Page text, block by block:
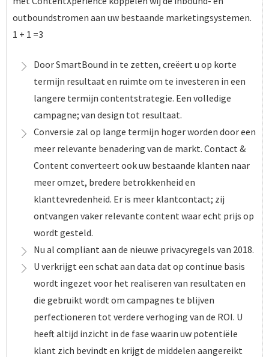
outboundstromen aan uw bestaande marketingsystemen.
1 + 1 =3
Door SmartBound in te zetten, creëert u op korte
termijn resultaat en ruimte om te investeren in een
langere termijn contentstrategie. Een volledige
campagne; van design tot resultaat.
Conversie zal op lange termijn hoger worden door een
meer relevante benadering van de markt. Contact &
Content converteert ook uw bestaande klanten naar
meer omzet, bredere betrokkenheid en
klanttevredenheid. Er is meer klantcontact; zij
ontvangen vaker relevante content waar echt prijs op
wordt gesteld.
Nu al compliant aan de nieuwe privacyregels van 2018.
U verkrijgt een schat aan data dat op continue basis
wordt ingezet voor het realiseren van resultaten en
die gebruikt wordt om campagnes te blijven
perfectioneren tot verdere verhoging van de ROI. U
heeft altijd inzicht in de fase waarin uw potentiële
klant zich bevindt en krijgt de middelen aangereikt